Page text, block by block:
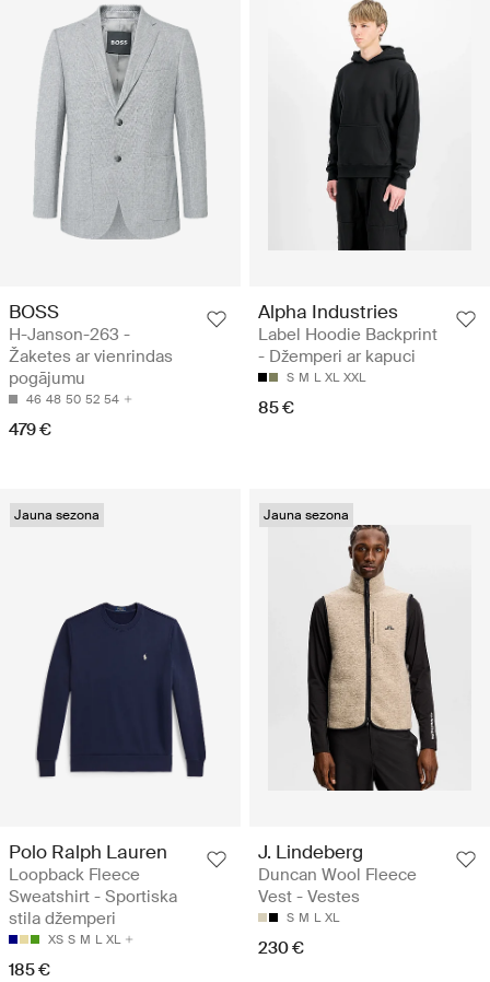
BOSS
H-Janson-263 -
Žaketes ar vienrindas
pogājumu
46 48 50 52 54
479 €
Alpha Industries
Label Hoodie Backprint
- Džemperi ar kapuci
S M L XL XXL
85 €
Jauna sezona
Polo Ralph Lauren
Loopback Fleece
Sweatshirt - Sportiska
stila džemperi
XS S M L XL
185 €
Jauna sezona
J. Lindeberg
Duncan Wool Fleece
Vest - Vestes
S M L XL
230 €